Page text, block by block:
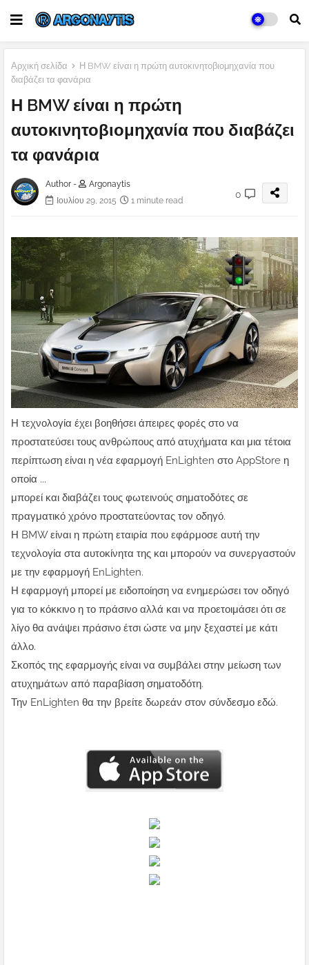
Αρχική σελίδα
Η BMW είναι η πρώτη αυτοκινητοβιομηχανία που
διαβάζει τα φανάρια
Η BMW είναι η πρώτη
αυτοκινητοβιομηχανία που διαβάζει
τα φανάρια
Author -
Argonaytis
Ιουλίου 29, 2015
1 minute read
0
Η τεχνολογία έχει βοηθήσει άπειρες φορές στο να
προστατεύσει τους ανθρώπους από ατυχήματα και μια τέτοια
περίπτωση είναι η νέα εφαρμογή EnLighten στο AppStore η
οποία ...
μπορεί και διαβάζει τους φωτεινούς σηματοδότες σε
πραγματικό χρόνο προστατεύοντας τον οδηγό.
Η BMW είναι η πρώτη εταιρία που εφάρμοσε αυτή την
τεχνολογία στα αυτοκίνητα της και μπορούν να συνεργαστούν
με την εφαρμογή EnLighten.
Η εφαρμογή μπορεί με ειδοποίηση να ενημερώσει τον οδηγό
για το κόκκινο η το πράσινο αλλά και να προετοιμάσει ότι σε
λίγο θα ανάψει πράσινο έτσι ώστε να μην ξεχαστεί με κάτι
άλλο.
Σκοπός της εφαρμογής είναι να συμβάλει στην μείωση των
ατυχημάτων από παραβίαση σηματοδότη.
Την EnLighten θα την βρείτε δωρεάν στον σύνδεσμο εδώ.